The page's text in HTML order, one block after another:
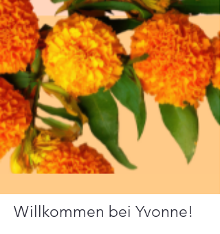
Willkommen bei Yvonne!